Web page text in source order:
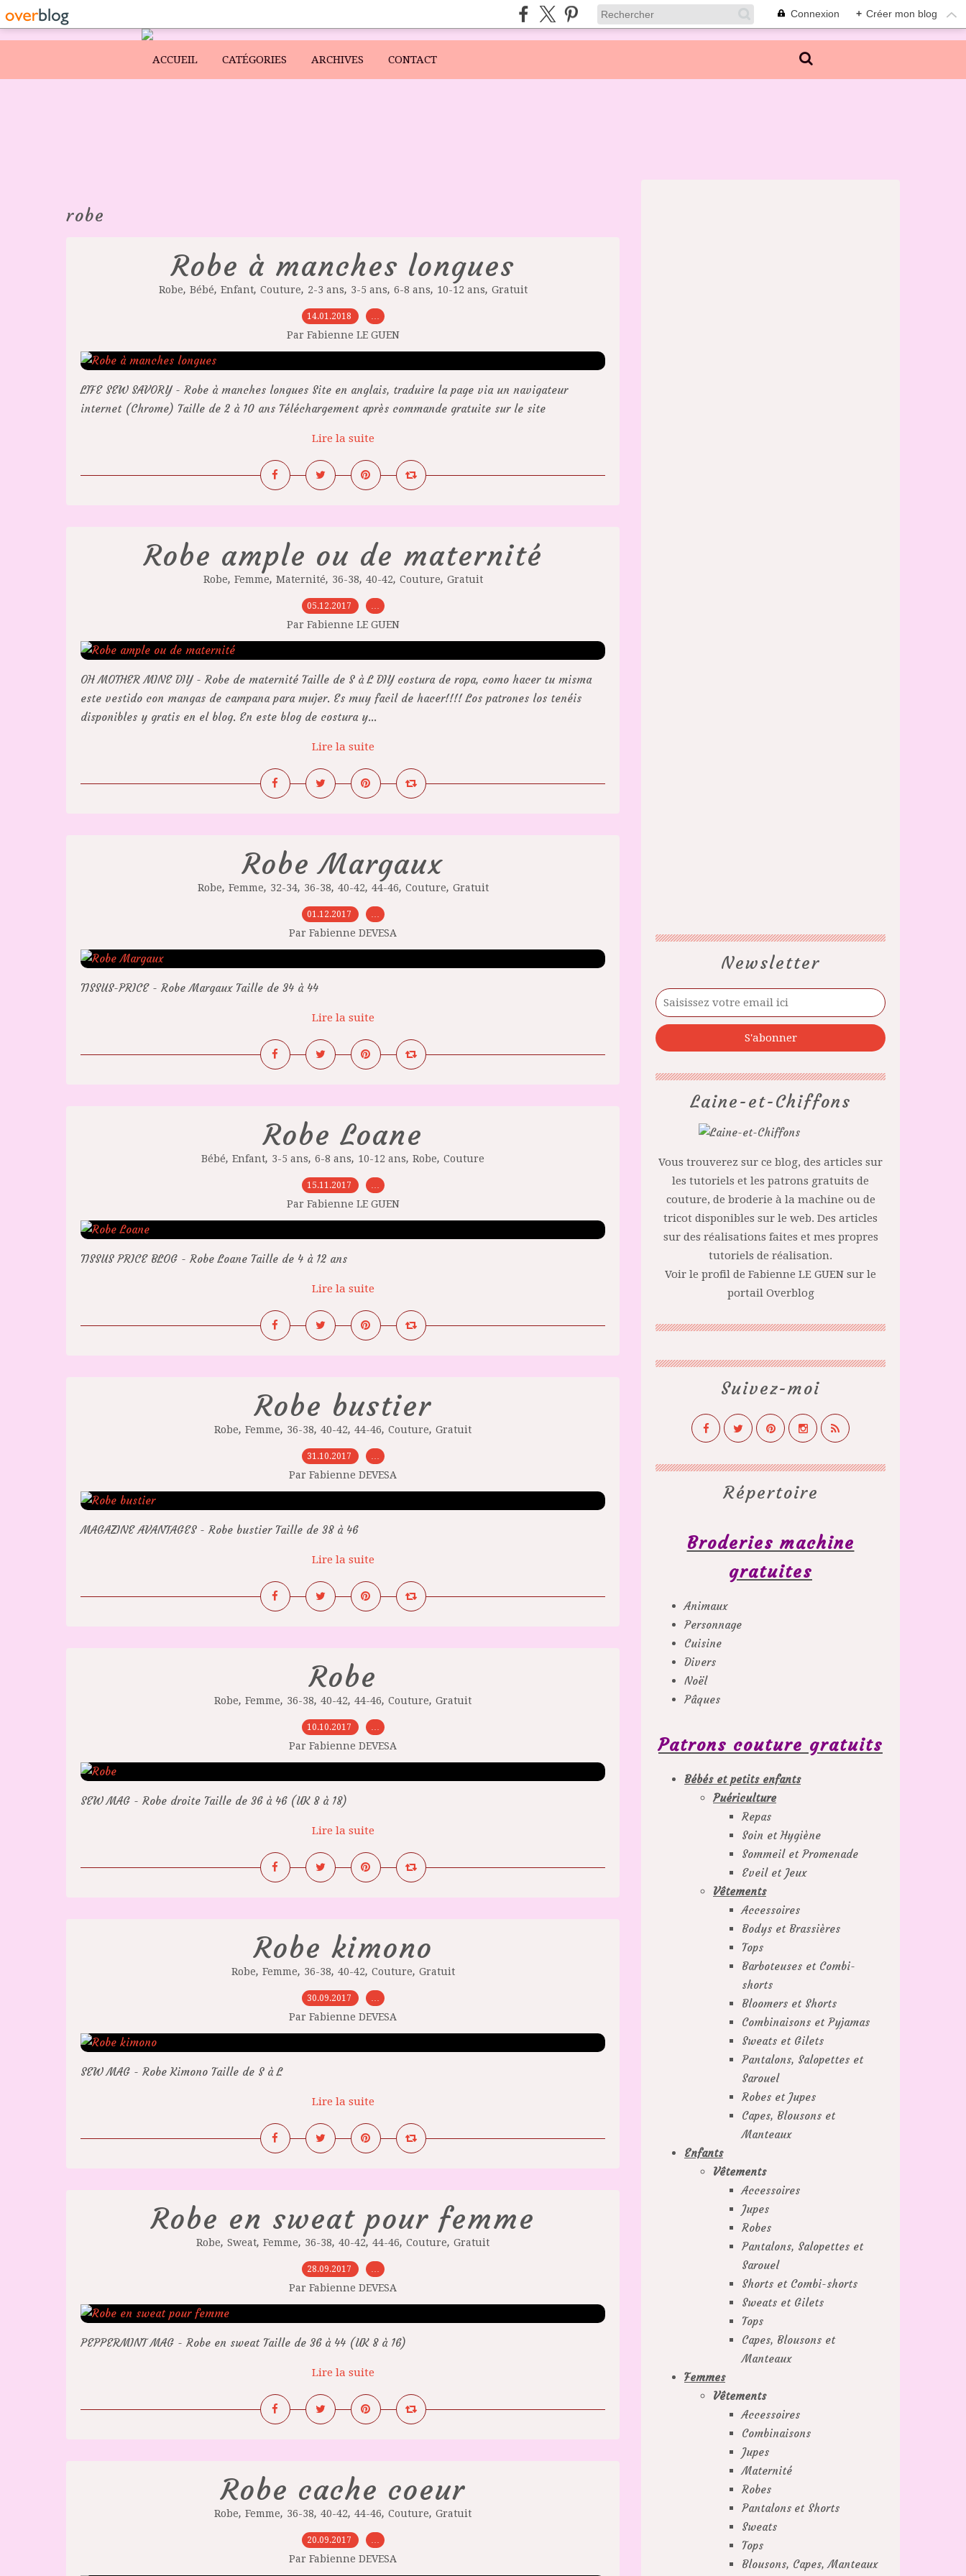
Connexion + Créer mon blog
ACCUEIL CATÉGORIES ARCHIVES CONTACT
robe
Robe à manches longues
Robe, Bébé, Enfant, Couture, 2-3 ans, 3-5 ans, 6-8 ans, 10-12 ans, Gratuit
14.01.2018 …
Par Fabienne LE GUEN
LIFE SEW SAVORY - Robe à manches longues Site en anglais, traduire la page via un navigateur
internet (Chrome) Taille de 2 à 10 ans Téléchargement après commande gratuite sur le site
Lire la suite
Robe ample ou de maternité
Robe, Femme, Maternité, 36-38, 40-42, Couture, Gratuit
05.12.2017 …
Par Fabienne LE GUEN
OH MOTHER MINE DIY - Robe de maternité Taille de S à L DIY costura de ropa, como hacer tu misma
este vestido con mangas de campana para mujer. Es muy facil de hacer!!!! Los patrones los tenéis
disponibles y gratis en el blog. En este blog de costura y...
Lire la suite
Robe Margaux
Robe, Femme, 32-34, 36-38, 40-42, 44-46, Couture, Gratuit
01.12.2017 …
Par Fabienne DEVESA
TISSUS-PRICE - Robe Margaux Taille de 34 à 44
Lire la suite
Robe Loane
Bébé, Enfant, 3-5 ans, 6-8 ans, 10-12 ans, Robe, Couture
15.11.2017 …
Par Fabienne LE GUEN
TISSUS PRICE BLOG - Robe Loane Taille de 4 à 12 ans
Lire la suite
Robe bustier
Robe, Femme, 36-38, 40-42, 44-46, Couture, Gratuit
31.10.2017 …
Par Fabienne DEVESA
MAGAZINE AVANTAGES - Robe bustier Taille de 38 à 46
Lire la suite
Robe
Robe, Femme, 36-38, 40-42, 44-46, Couture, Gratuit
10.10.2017 …
Par Fabienne DEVESA
SEW MAG - Robe droite Taille de 36 à 46 (UK 8 à 18)
Lire la suite
Robe kimono
Robe, Femme, 36-38, 40-42, Couture, Gratuit
30.09.2017 …
Par Fabienne DEVESA
SEW MAG - Robe Kimono Taille de S à L
Lire la suite
Robe en sweat pour femme
Robe, Sweat, Femme, 36-38, 40-42, 44-46, Couture, Gratuit
28.09.2017 …
Par Fabienne DEVESA
PEPPERMINT MAG - Robe en sweat Taille de 36 à 44 (UK 8 à 16)
Lire la suite
Robe cache coeur
Robe, Femme, 36-38, 40-42, 44-46, Couture, Gratuit
20.09.2017 …
Par Fabienne DEVESA
Newsletter
Laine-et-Chiffons
Vous trouverez sur ce blog, des articles sur
les tutoriels et les patrons gratuits de
couture, de broderie à la machine ou de
tricot disponibles sur le web. Des articles
sur des réalisations faites et mes propres
tutoriels de réalisation.
Voir le profil de Fabienne LE GUEN sur le
portail Overblog
Suivez-moi
Répertoire
Broderies machine
gratuites
Animaux
Personnage
Cuisine
Divers
Noël
Pâques
Patrons couture gratuits
Bébés et petits enfants
Puériculture
Repas
Soin et Hygiène
Sommeil et Promenade
Eveil et Jeux
Vêtements
Accessoires
Bodys et Brassières
Tops
Barboteuses et Combi-
shorts
Bloomers et Shorts
Combinaisons et Pyjamas
Sweats et Gilets
Pantalons, Salopettes et
Sarouel
Robes et Jupes
Capes, Blousons et
Manteaux
Enfants
Vêtements
Accessoires
Jupes
Robes
Pantalons, Salopettes et
Sarouel
Shorts et Combi-shorts
Sweats et Gilets
Tops
Capes, Blousons et
Manteaux
Femmes
Vêtements
Accessoires
Combinaisons
Jupes
Maternité
Robes
Pantalons et Shorts
Sweats
Tops
Blousons, Capes, Manteaux